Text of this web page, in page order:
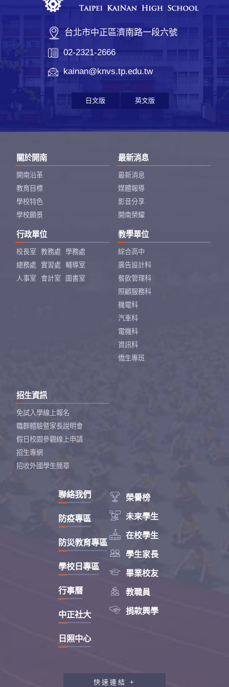
台北市中正區濟南路一段六號
02-2321-2666
kainan@knvs.tp.edu.tw
日文版 英文版
關於開南
開南沿革
教育目標
學校特色
學校願景
最新消息
最新消息
媒體報導
影音分享
開南榮耀
行政單位
校長室 教務處
學務處
總務處
實習處
輔導室
人事室
會計室 圖書室
教學單位
綜合高中
廣告設計科
餐飲管理科
照顧服務科
機電科
汽車科
電機科
資訊科
僑生專班
招生資訊
免試入學線上報名
職群體驗暨家長說明會
假日校園參觀線上申請
招生專網
招收外國學生簡章
 榮譽榜
 未來學生
 在校學生
 學生家長
 畢業校友
 教職員
 捐款興學
聯絡我們
防疫專區
防災教育專區
學校日專區
行事曆
中正社大
日照中心
快速連結 +
教職員工研習專區